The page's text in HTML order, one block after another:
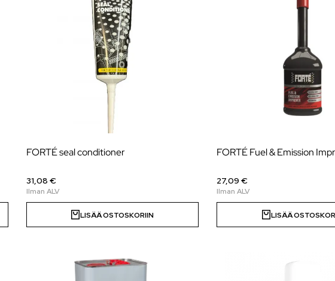
FORTÉ seal conditioner
31,08 €
LISÄÄ OSTOSKORIIN
FORTÉ Fuel & Emission
27,09 €
LISÄÄ